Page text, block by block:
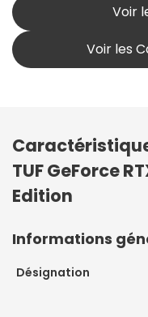
Voir
Voir les
TUF GeForce
Edition
Informations
Désignation